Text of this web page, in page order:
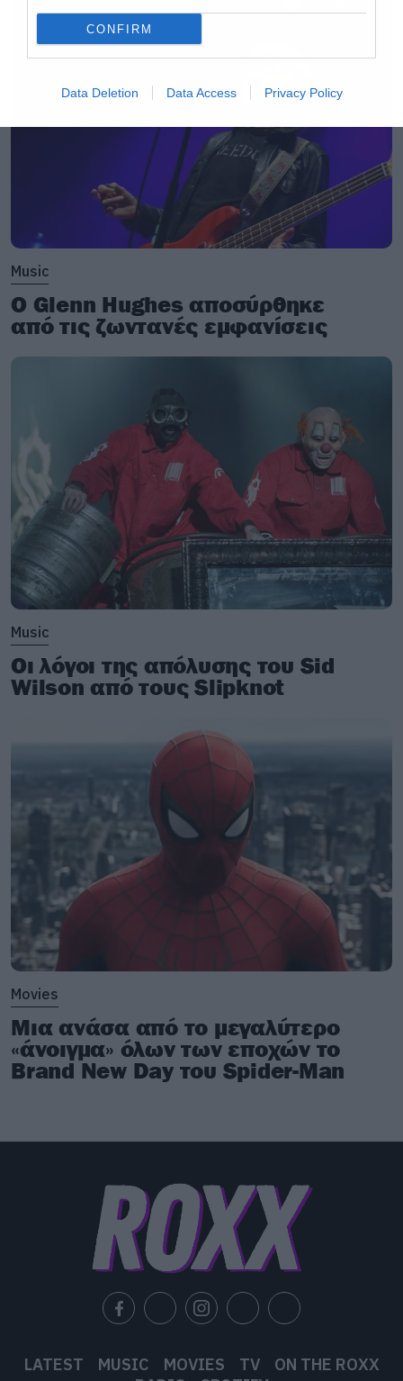
CONFIRM
Data Deletion Data Access Privacy Policy
Music
Ο Glenn Hughes αποσύρθηκε
από τις ζωντανές εμφανίσεις
Music
Οι λόγοι της απόλυσης του Sid
Wilson από τους Slipknot
Movies
Μια ανάσα από το μεγαλύτερο
«άνοιγμα» όλων των εποχών το
Brand New Day του Spider-Man
LATEST MUSIC MOVIES TV
ON THE ROXX